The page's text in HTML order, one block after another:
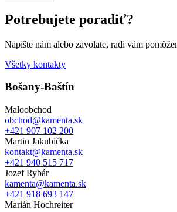
Potrebujete poradiť?
Napíšte nám alebo zavolate, radi vám
Všetky kontakty
Bošany-Baštín
Maloobchod
obchod@kamenta.sk
+421 907 102 200
Martin Jakubička
kontakt@kamenta.sk
+421 940 515 717
Jozef Rybár
kamenta@kamenta.sk
+421 918 693 147
Marián Hochreiter